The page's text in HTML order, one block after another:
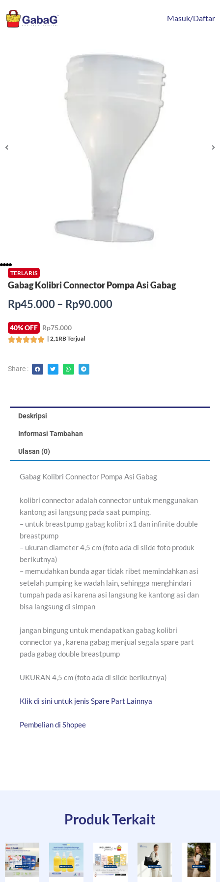
ke
konten
Masuk/Daftar
TERLARIS
Gabag Kolibri Connector Pompa Asi Gabag
Rp45.000– Rp90.000Rentang
40% OFF Rp75.000
Rated
out
of
| 2,1RB Terjual
Share :
Deskripsi
Informasi Tambahan
Ulasan (0)
Gabag Kolibri Connector Pompa Asi Gabag
kolibri connector adalah connector untuk menggunakan
kantong asi langsung pada saat pumping.
– untuk breastpump gabag kolibri x1 dan infinite double
breastpump
– ukuran diameter 4,5 cm (foto ada di slide foto produk
berikutnya)
– memudahkan bunda agar tidak ribet memindahkan asi
setelah pumping ke wadah lain, sehingga menghindari
tumpah pada asi karena asi langsung ke kantong asi dan
bisa langsung di simpan
jangan bingung untuk mendapatkan gabag kolibri
connector ya , karena gabag menjual segala spare part
pada gabag double breastpump
UKURAN 4,5 cm (foto ada di slide berikutnya)
Klik di sini untuk jenis Spare Part Lainnya
Pembelian di Shopee
Produk Terkait